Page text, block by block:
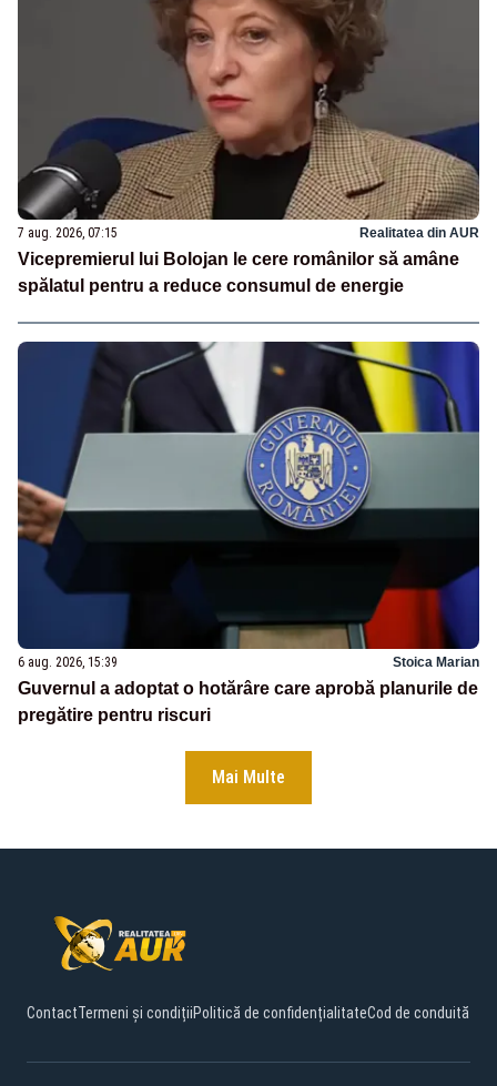
7 aug. 2026, 07:15 Realitatea din AUR
Vicepremierul lui Bolojan le cere românilor să amâne
spălatul pentru a reduce consumul de energie
6 aug. 2026, 15:39 Stoica Marian
Guvernul a adoptat o hotărâre care aprobă planurile de
pregătire pentru riscuri
Mai Multe
ContactTermeni și condițiiPolitică de confidențialitateCod de conduită